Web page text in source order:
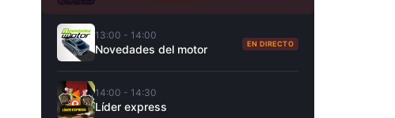
13:00 - 14:00
Novedades del motor EN DIRECTO
14:00 - 14:30
Líder express